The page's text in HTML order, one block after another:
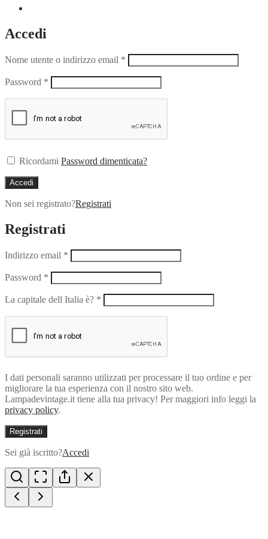
Accedi
Nome utente o indirizzo email *
Password *
Ricordami Password dimenticata?
Accedi
Non sei registrato?Registrati
Registrati
Indirizzo email *
Password *
La capitale dell Italia è? *
I dati personali saranno utilizzati per processare il tuo ordine e per
migliorare la tua esperienza con il nostro sito web.
Lampadevintage.it tiene alla tua privacy! Per maggiori info leggi la
privacy policy.
Registrati
Sei già iscritto?Accedi